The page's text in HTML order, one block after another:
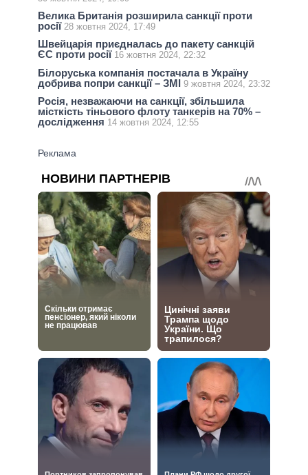
Велика Британія розширила санкції проти
росії 28 жовтня 2024, 17:49
Швейцарія приєдналась до пакету санкцій
ЄС проти росії 16 жовтня 2024, 22:32
Білоруська компанія постачала в Україну
добрива попри санкції – ЗМI 9 жовтня 2024, 23:32
Росія, незважаючи на санкції, збільшила
місткість тіньового флоту танкерів на 70% –
дослідження 14 жовтня 2024, 12:55